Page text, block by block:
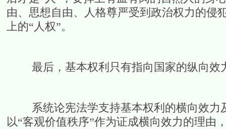
由、思想自由、人格尊严受到政治权力的侵
上的“人权”。
最后，基本权利只有指向国家的纵向效
系统论宪法学支持基本权利的横向效力
以“客观价值秩序”作为证成横向效力的理由